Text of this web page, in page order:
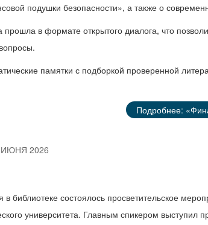
подушки безопасности», а также о
прошла в формате открытого диалога, что
памятки с подборкой проверенной
Подробнее:
2026
библиотеке состоялось просветительское
университета. Главным спикером